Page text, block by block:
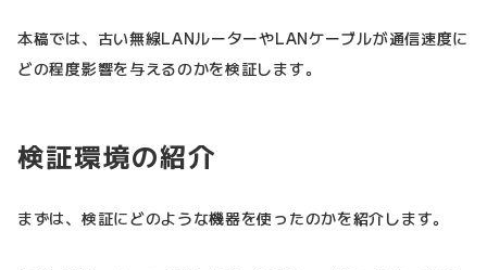
本稿では、古い無線LANルーターやLANケーブルが通信速度に
どの程度影響を与えるのかを検証します。
検証環境の紹介
まずは、検証にどのような機器を使ったのかを紹介します。